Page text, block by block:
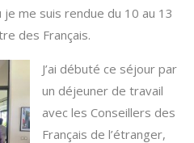
me suis rendue du 10 au 13
des Français.
J’ai débuté ce séjour par
un déjeuner de travail
avec les Conseillers des
Français de l’étranger,